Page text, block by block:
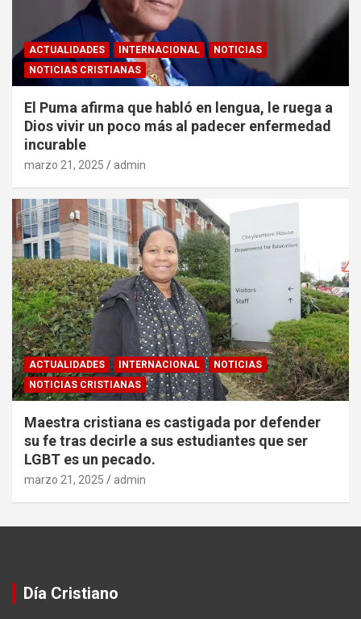
ACTUALIDADES INTERNACIONAL
NOTICIAS
NOTICIAS CRISTIANAS
El Puma afirma que habló en lengua, le ruega a
Dios vivir un poco más al padecer enfermedad
incurable
marzo 21, 2025 admin
ACTUALIDADES INTERNACIONAL
NOTICIAS
NOTICIAS CRISTIANAS
Maestra cristiana es castigada por defender
su fe tras decirle a sus estudiantes que ser
LGBT es un pecado.
marzo 21, 2025 admin
Día Cristiano